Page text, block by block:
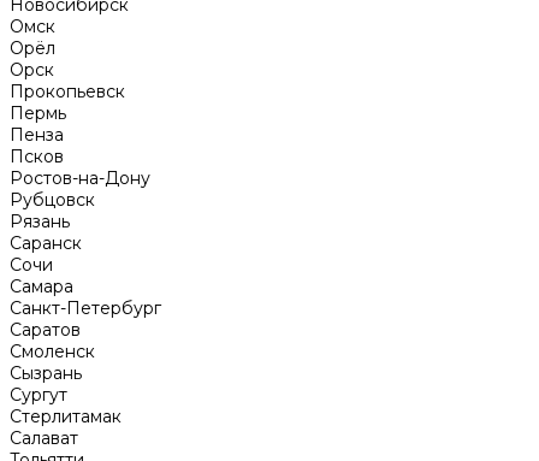
Новосибирск
Омск
Орёл
Орск
Прокопьевск
Пермь
Пенза
Псков
Ростов-на-Дону
Рубцовск
Рязань
Саранск
Сочи
Самара
Санкт-Петербург
Саратов
Смоленск
Сызрань
Сургут
Стерлитамак
Салават